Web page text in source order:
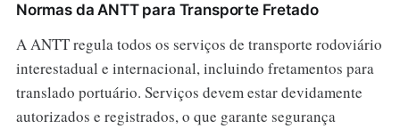
Normas da ANTT para Transporte Fretado
A ANTT regula todos os serviços de transporte rodoviário
interestadual e internacional, incluindo fretamentos para
translado portuário. Serviços devem estar devidamente
autorizados e registrados, o que garante segurança